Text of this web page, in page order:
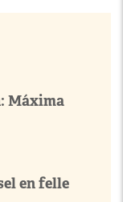
Máxima
en felle